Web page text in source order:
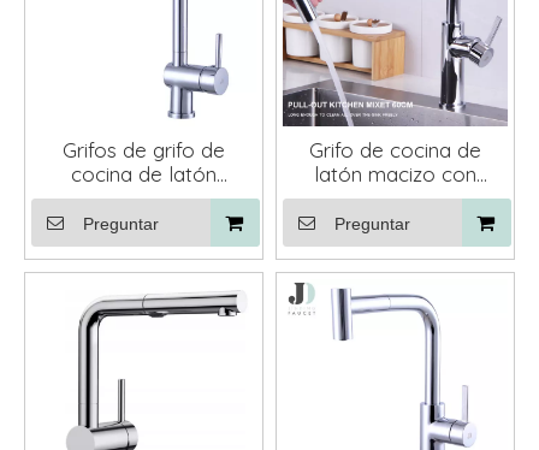
Grifos de grifo de
cocina de latón
extraíbles con un solo
orificio
Preguntar
Grifo de cocina de
latón macizo con
pulverizador extraíble,
manual en forma de T,
columna de agua de
ducha de 2 modos,
giratorio, duradero,
fabricación Kaiping
Preguntar